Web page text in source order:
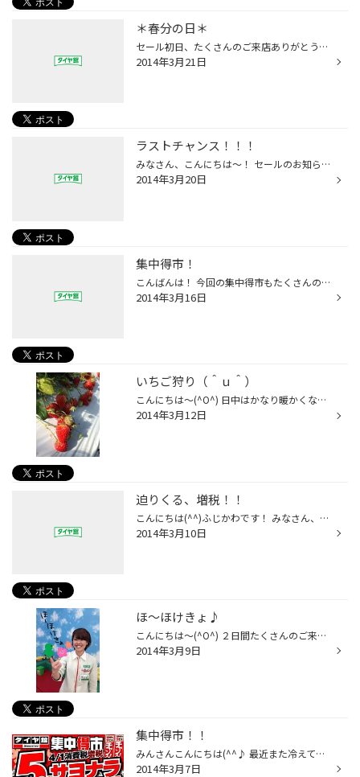
＊春分の日＊
セール初日、たくさんのご来店ありがとうございました～!!(^o^) 今日は春分の日、祝日なので、 今日から３連休という方も多いのではないでしょうか～(^^♪ これから暖かくなるのでおでかけも ますます楽しい季節になりますね(^O^) この春わたしが行きたいのは、 淡路島にある公園のチューリップ畑！...
2014年3月21日
ラストチャンス！！！
みなさん、こんにちは～！ セールのお知らせです！ 明日３／２１から３／３１まで、 増税前のラストチャンス!集中得市を開催いたします(^O^) タイヤ４本お買い上げの方には、もれなく紙兎ロペのグッズをプレゼントしております！ (((お皿・グラス・マグカップの中からおひとつお選びいただけます)))...
2014年3月20日
集中得市！
こんばんは！ 今回の集中得市もたくさんのご来店ありがとうございました(^O^) もうだいぶ暖かくなったので脱着をされるお客様が かなり増えてますよ～！(^o^)丿 今月は増税前最後の月なので、 タイヤ交換をするなら、今月中の方がお得ですよ～！ お見積りも大歓迎なので、ふら～っとお立ち寄りくだ...
2014年3月16日
いちご狩り（＾ｕ＾）
こんにちは～(^O^) 日中はかなり暖かくなりましたね～！ 昨日、定休日だったので、 念願のイチゴ狩りに連れていってもらいました～(^O^) 昨日は天気も良くて絶好の遠足日和でした♪♪ 今回行ったのは大洲市にある農園で、 ＊あまおとめ ＊紅ほっぺ ＊さがほのか ＊あきひめ (((名前はうろ覚えですが、...
2014年3月12日
迫りくる、増税！！
こんにちは(^^)ふじかわです！ みなさん、ご存知の通り４月１日に消費税が５％→８％に増税します。 タイヤ交換を検討されている方は３月中の交換がオススメです！ サイズによっては、品薄になっているものもありますので、 お早めにお越しください！(^^) ３月は増税前最後の月ということで、 ３月１...
2014年3月10日
ほ～ほけきょ♪
こんにちは～(^O^) ２日間たくさんのご来店ありがとうございました!! 今朝の話なんですが、 支度をしていたら窓の外から『ほ～ほけきょ』と、 うぐいすの鳴き声が聞こえてきました～～(*^_^*) ニュースによると春一番も今週あたり?!だそうです♪ 春ももう近いですね～(^^)待ち遠しい♪♪ 春といえば、...
2014年3月9日
集中得市！！
みんさんこんにちは(^^♪ 最近また冷えてきましたね(>_
2014年3月7日